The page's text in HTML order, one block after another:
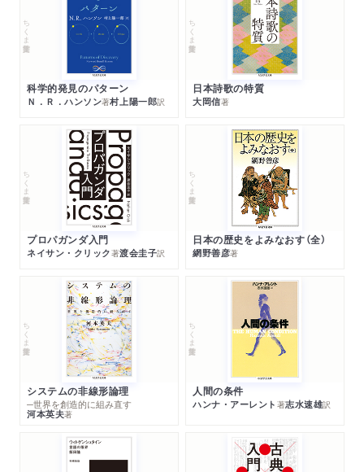
ちくま学芸文庫
科学的発見のパターン
Ｎ．Ｒ．ハンソン著村上陽一郎訳
ちくま学芸文庫
日本詩歌の特質
大岡信著
ちくま学芸文庫
プロパガンダ入門
ネイサン・クリック著渡会圭子訳
ちくま学芸文庫
日本の歴史をよみなおす（全）
網野善彦著
ちくま学芸文庫
システムの非線形論理
─世界を創造的に組み直す
河本英夫著
ちくま学芸文庫
人間の条件
ハンナ・アーレント 著志水速雄訳